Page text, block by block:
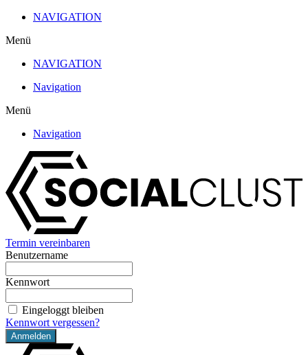
Zum
wechseln
NAVIGATION
Menü
NAVIGATION
Navigation
Menü
Navigation
Termin vereinbaren
Benutzername
Kennwort
Eingeloggt bleiben
Kennwort vergessen?